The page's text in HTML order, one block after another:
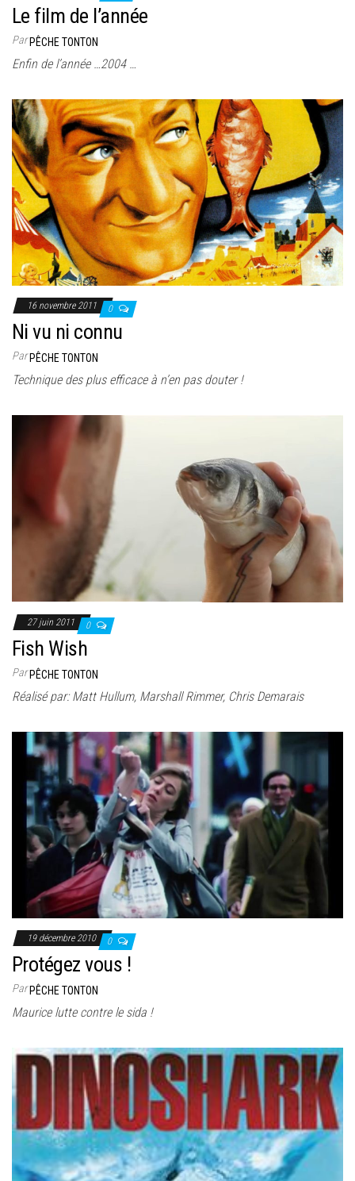
Le film de l’année
ParPÊCHE TONTON
Enfin de l’année …2004 …
16 novembre 2011 0
Ni vu ni connu
ParPÊCHE TONTON
Technique des plus efficace à n’en pas douter !
27 juin 2011 0
Fish Wish
ParPÊCHE TONTON
Réalisé par: Matt Hullum, Marshall Rimmer, Chris Demarais
19 décembre 2010 0
Protégez vous !
ParPÊCHE TONTON
Maurice lutte contre le sida !